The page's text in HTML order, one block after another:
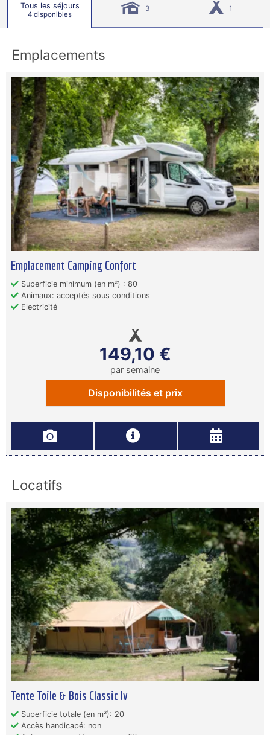
Tous les séjours
4 disponibles
3 1
Emplacements
Emplacement Camping Confort
Superficie minimum (en m²) : 80
Animaux: acceptés sous conditions
Electricité
149,10 €
par semaine
Disponibilités et prix
Locatifs
Tente Toile & Bois Classic Iv
Superficie totale (en m²): 20
Accès handicapé: non